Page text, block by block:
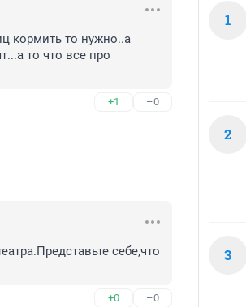
кормить то нужно..а
то что все про
+1 –0
себе,что
+0 –0
1
2
3